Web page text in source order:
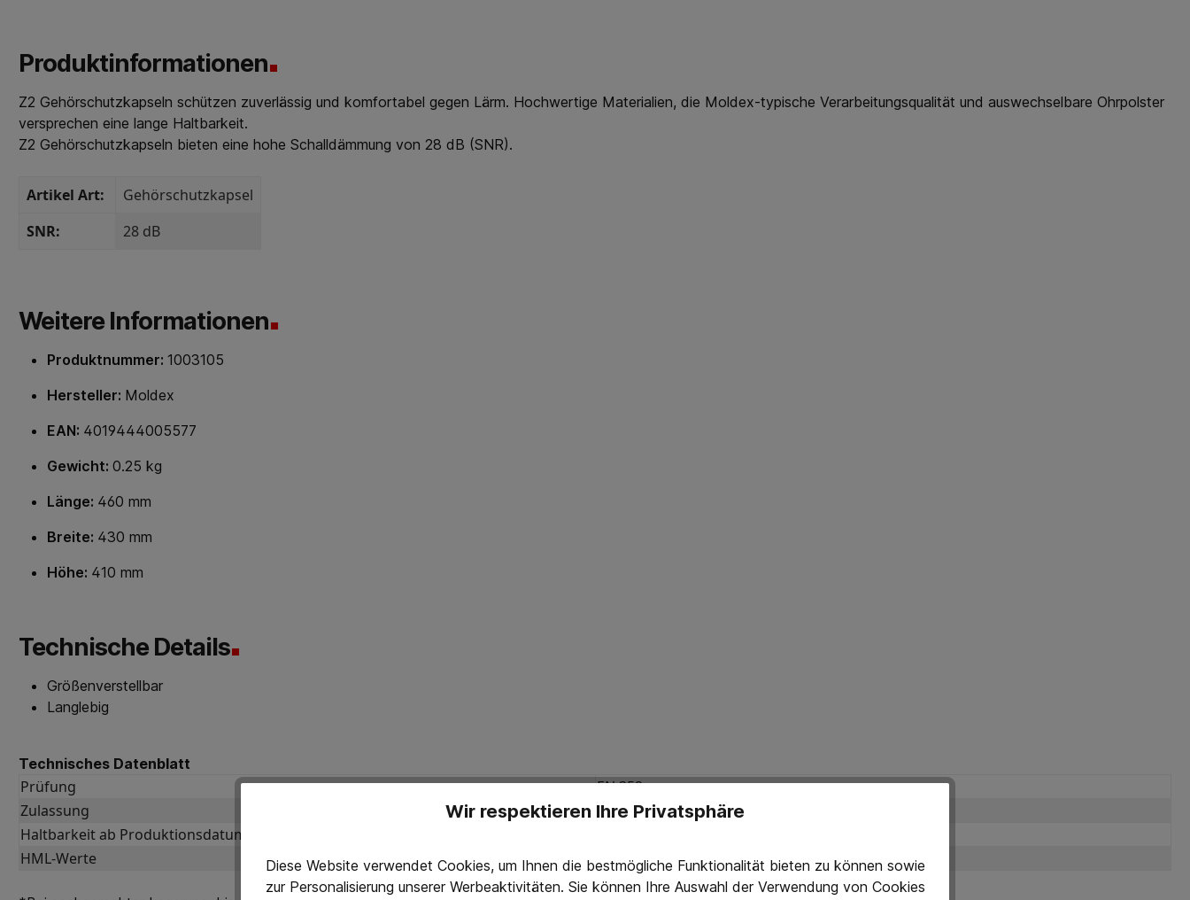
Produktinformationen
Z2 Gehörschutzkapseln schützen zuverlässig und komfortabel gegen Lärm. Hochwertige Materialien, die Moldex-typische Verarbeitungsqualität und auswechselbare Ohrpolster
versprechen eine lange Haltbarkeit.
Z2 Gehörschutzkapseln bieten eine hohe Schalldämmung von 28 dB (SNR).
Artikel Art:
Gehörschutzkapsel
SNR:
28 dB
Weitere Informationen
Produktnummer: 1003105
Hersteller: Moldex
EAN: 4019444005577
Gewicht: 0.25 kg
Länge: 460 mm
Breite: 430 mm
Höhe: 410 mm
Technische Details
Größenverstellbar
Langlebig
Technisches Datenblatt
Prüfung
EN 352
Zulassung
(EU) 2016/425
Haltbarkeit ab Produktionsdatum
HML-Werte
H31 / M26 / L17 dB*
Wir respektieren Ihre Privatsphäre
Diese Website verwendet Cookies, um Ihnen die bestmögliche Funktionalität bieten zu können sowie
zur Personalisierung unserer Werbeaktivitäten. Sie können Ihre Auswahl der Verwendung von Cookies